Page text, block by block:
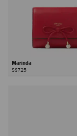
Marinda
S$725